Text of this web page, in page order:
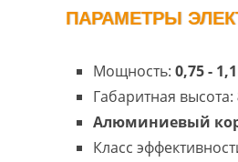
ПАРАМЕТРЫ
Мощность: 0,75 -
Габаритная высота:
Алюминиевый
Класс